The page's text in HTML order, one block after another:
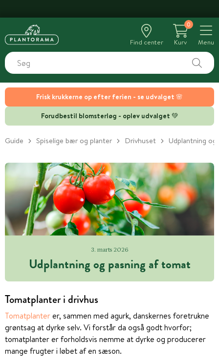
Frisk krukkerne op efter ferien - se udvalget 🌸
Forudbestil blomsterløg - oplev udvalget 💚
Find center
0
Kurv
Menu
Guide Spiselige bær og planter Drivhuset Udplantning
3. marts 2026
Udplantning og pasning af tomat
Tomatplanter i drivhus
Tomatplanterer, sammen med agurk, danskernes foretrukne
grøntsag at dyrke selv. Vi forstår da også godt hvorfor;
tomatplanter er forholdsvis nemme at dyrke og producerer
mange frugter i løbet af en sæson.